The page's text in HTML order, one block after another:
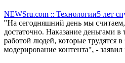
NEWSru.com :: Технологии5 лет
"На сегодняшний день мы
достаточно. Наказание деньгами в
работой людей, которые трудятся в
модерирование контента", - заявил